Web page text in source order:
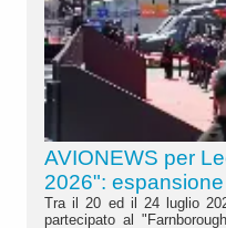
AVIONEWS per
2026":
Tra il 20 ed il 24 luglio
partecipato al